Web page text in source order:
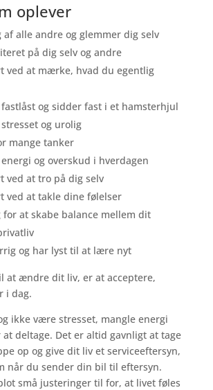
oplever
af alle andre og glemmer dig selv
på dig selv og andre
ved at mærke, hvad du egentlig
og sidder fast i et hamsterhjul
og urolig
mange tanker
og overskud i hverdagen
ved at tro på dig selv
ved at takle dine følelser
for at skabe balance mellem dit
og har lyst til at lære nyt
at ændre dit liv, er at acceptere,
i dag.
ikke være stresset, mangle energi
deltage. Det er altid gavnligt at tage
op og give dit liv et serviceeftersyn,
når du sender din bil til eftersyn.
små justeringer til for, at livet føles